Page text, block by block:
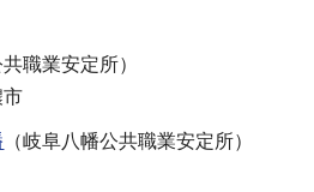
共職業安定所）
市
（岐阜八幡公共職業安定所）